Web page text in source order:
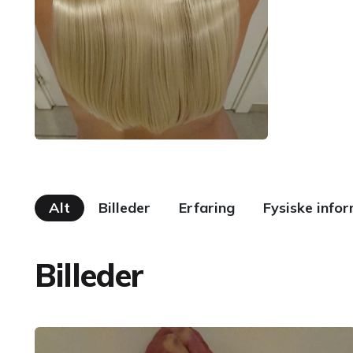
Alt Billeder Erfaring Fysiske
Billeder